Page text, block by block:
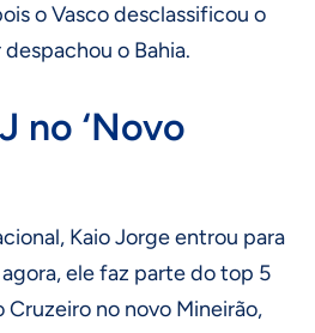
o Vasco desclassificou o
o Bahia.
no ‘Novo
Kaio Jorge entrou para
ele faz parte do top 5
Cruzeiro no novo Mineirão,